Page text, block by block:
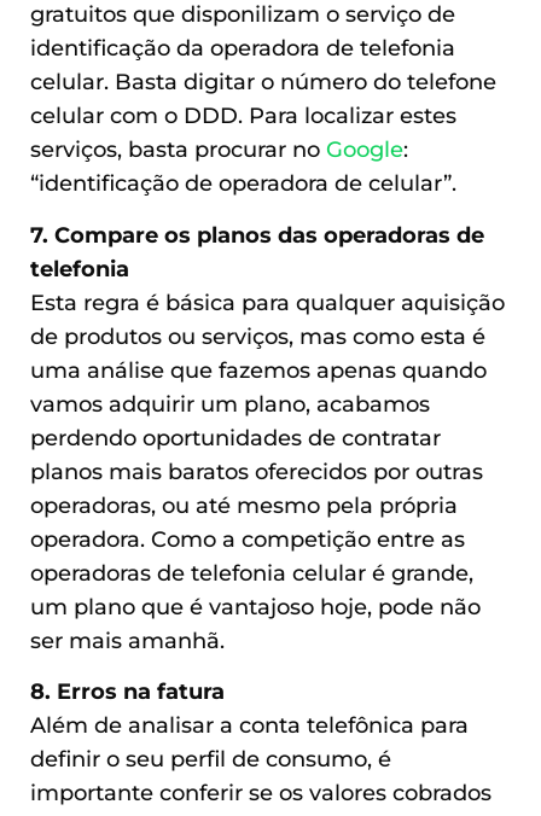
gratuitos que disponilizam o serviço de
identificação da operadora de telefonia
celular. Basta digitar o número do telefone
celular com o DDD. Para localizar estes
serviços, basta procurar no Google:
“identificação de operadora de celular”.
7. Compare os planos das operadoras de
telefonia
Esta regra é básica para qualquer aquisição
de produtos ou serviços, mas como esta é
uma análise que fazemos apenas quando
vamos adquirir um plano, acabamos
perdendo oportunidades de contratar
planos mais baratos oferecidos por outras
operadoras, ou até mesmo pela própria
operadora. Como a competição entre as
operadoras de telefonia celular é grande,
um plano que é vantajoso hoje, pode não
ser mais amanhã.
8. Erros na fatura
Além de analisar a conta telefônica para
definir o seu perfil de consumo, é
importante conferir se os valores cobrados